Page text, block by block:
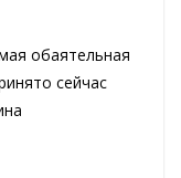
обаятельная
сейчас